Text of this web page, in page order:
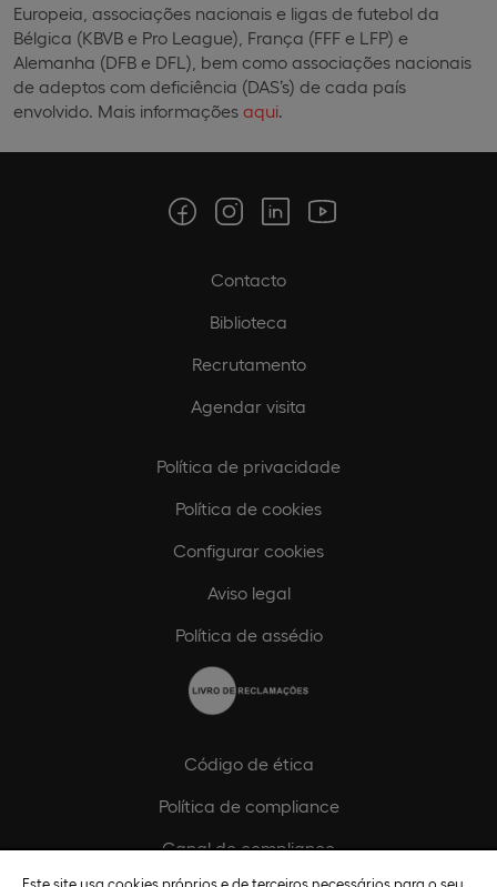
Europeia, associações nacionais e ligas de futebol da
Bélgica (KBVB e Pro League), França (FFF e LFP) e
Alemanha (DFB e DFL), bem como associações nacionais
de adeptos com deficiência (DAS’s) de cada país
envolvido. Mais informações aqui.
Contacto
Biblioteca
Recrutamento
Agendar visita
Política de privacidade
Política de cookies
Configurar cookies
Aviso legal
Política de assédio
Código de ética
Política de compliance
Canal de compliance
Este site usa cookies próprios e de terceiros necessários para o seu